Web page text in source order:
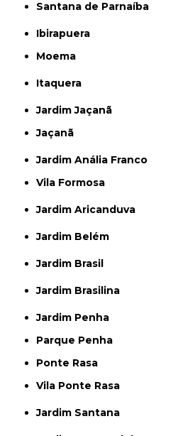
Santana de Parnaíba
Ibirapuera
Moema
Itaquera
Jardim Jaçanã
Jaçanã
Jardim Anália Franco
Vila Formosa
Jardim Aricanduva
Jardim Belém
Jardim Brasil
Jardim Brasilina
Jardim Penha
Parque Penha
Ponte Rasa
Vila Ponte Rasa
Jardim Santana